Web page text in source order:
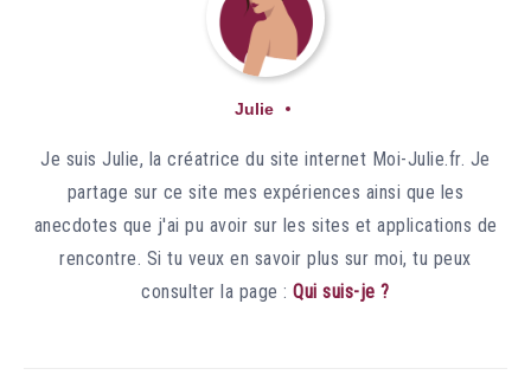
Julie
Je suis Julie, la créatrice du site internet Moi-Julie.fr. Je
partage sur ce site mes expériences ainsi que les
anecdotes que j'ai pu avoir sur les sites et applications de
rencontre. Si tu veux en savoir plus sur moi, tu peux
consulter la page :Qui suis-je ?